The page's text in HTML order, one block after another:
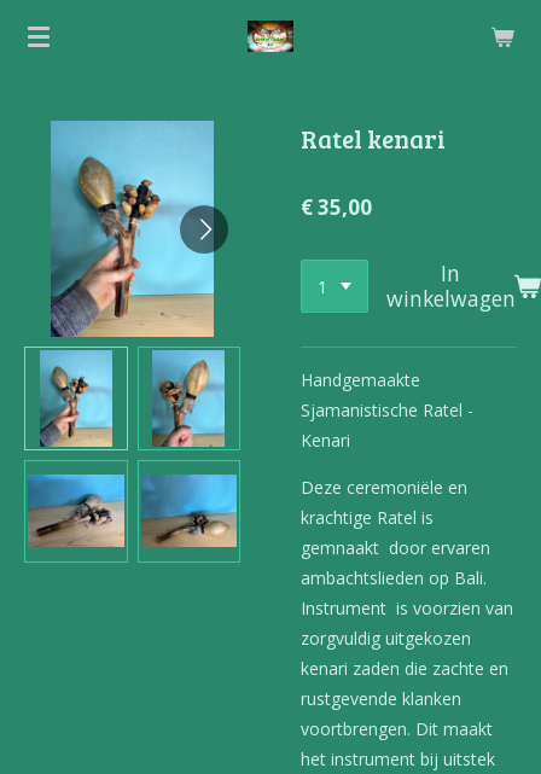
Ga
Ratel kenari
€ 35,00
In
winkelwagen
Handgemaakte
Sjamanistische Ratel -
Kenari
Deze ceremoniële en
krachtige Ratel is
gemnaakt door ervaren
ambachtslieden op Bali.
Instrument is voorzien van
zorgvuldig uitgekozen
kenari zaden die zachte en
rustgevende klanken
voortbrengen. Dit maakt
het instrument bij uitstek